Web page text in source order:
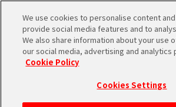
VÍDEOS
We use cookies to personalise content
provide social media features and to
We also share information about your use
our social media, advertising and analytics
Cookie Policy
Cookies Settings